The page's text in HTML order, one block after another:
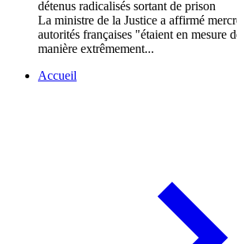
La ministre de la Justice a affirmé
autorités françaises "étaient en mesure
manière extrêmement...
Accueil